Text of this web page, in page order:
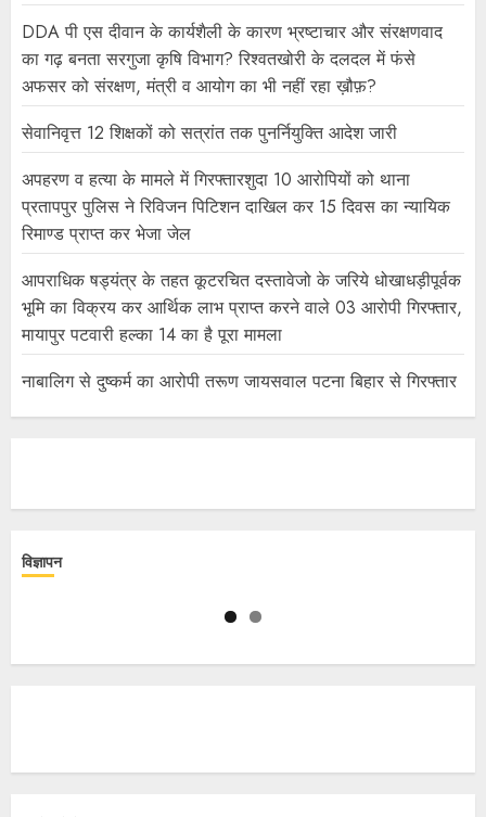
DDA पी एस दीवान के कार्यशैली के कारण भ्रष्टाचार और संरक्षणवाद
का गढ़ बनता सरगुजा कृषि विभाग? रिश्वतखोरी के दलदल में फंसे
अफसर को संरक्षण, मंत्री व आयोग का भी नहीं रहा ख़ौफ़?
सेवानिवृत्त 12 शिक्षकों को सत्रांत तक पुनर्नियुक्ति आदेश जारी
अपहरण व हत्या के मामले में गिरफ्तारशुदा 10 आरोपियों को थाना
प्रतापपुर पुलिस ने रिविजन पिटिशन दाखिल कर 15 दिवस का न्यायिक
रिमाण्ड प्राप्त कर भेजा जेल
आपराधिक षड्यंत्र के तहत कूटरचित दस्तावेजो के जरिये धोखाधड़ीपूर्वक
भूमि का विक्रय कर आर्थिक लाभ प्राप्त करने वाले 03 आरोपी गिरफ्तार,
मायापुर पटवारी हल्का 14 का है पूरा मामला
नाबालिग से दुष्कर्म का आरोपी तरूण जायसवाल पटना बिहार से गिरफ्तार
विज्ञापन